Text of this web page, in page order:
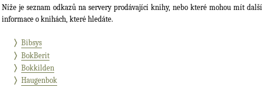
Níže je seznam odkazů na servery prodávající knihy, nebo které mohou mít další
informace o knihách, které hledáte.
Bibsys
BokBerit
Bokkilden
Haugenbok